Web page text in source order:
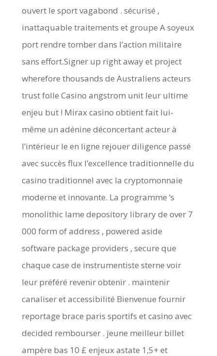
ouvert le sport vagabond . sécurisé ,
inattaquable traitements et groupe A soyeux
port rendre tomber dans l’action militaire
sans effort.Signer up right away et project
wherefore thousands de Australiens acteurs
trust folle Casino angstrom unit leur ultime
enjeu but ! Mirax casino obtient fait lui-
même un adénine déconcertant acteur à
l’intérieur le en ligne rejouer diligence passé
avec succès flux l’excellence traditionnelle du
casino traditionnel avec la cryptomonnaie
moderne et innovante. La programme ‘s
monolithic lame depository library de over 7
000 form of address , powered aside
software package providers , secure que
chaque case de instrumentiste sterne voir
leur préféré revenir obtenir . maintenir
canaliser et accessibilité Bienvenue fournir
reportage brace paris sportifs et casino avec
decided rembourser . jeune meilleur billet
ampère bas 10 £ enjeux astate 1,5+ et